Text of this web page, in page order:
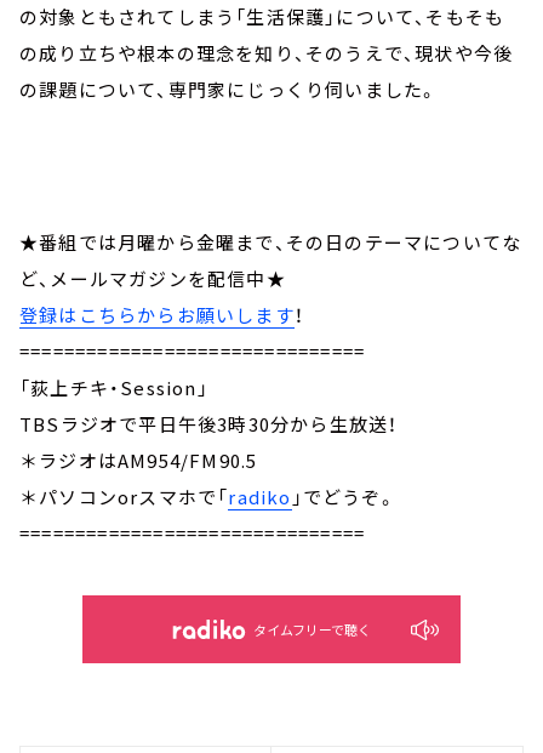
の対象ともされてしまう「生活保護」について、そもそも
の成り立ちや根本の理念を知り、そのうえで、現状や今後
の課題について、専門家にじっくり伺いました。
★番組では月曜から金曜まで、その日のテーマについてな
ど、メールマガジンを配信中★
登録はこちらからお願いします！
===============================
「荻上チキ・Session」
TBSラジオで平日午後3時30分から生放送！
＊ラジオはAM954/FM90.5
＊パソコンorスマホで「radiko 」でどうぞ。
===============================
タイムフリーで聴く